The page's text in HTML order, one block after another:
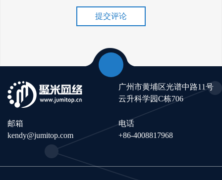
巧介绍！
提交评论
广州市黄埔区光谱中路11号
云升科学园C栋706
邮箱
kendy@jumitop.com
电话
+86-4008817968